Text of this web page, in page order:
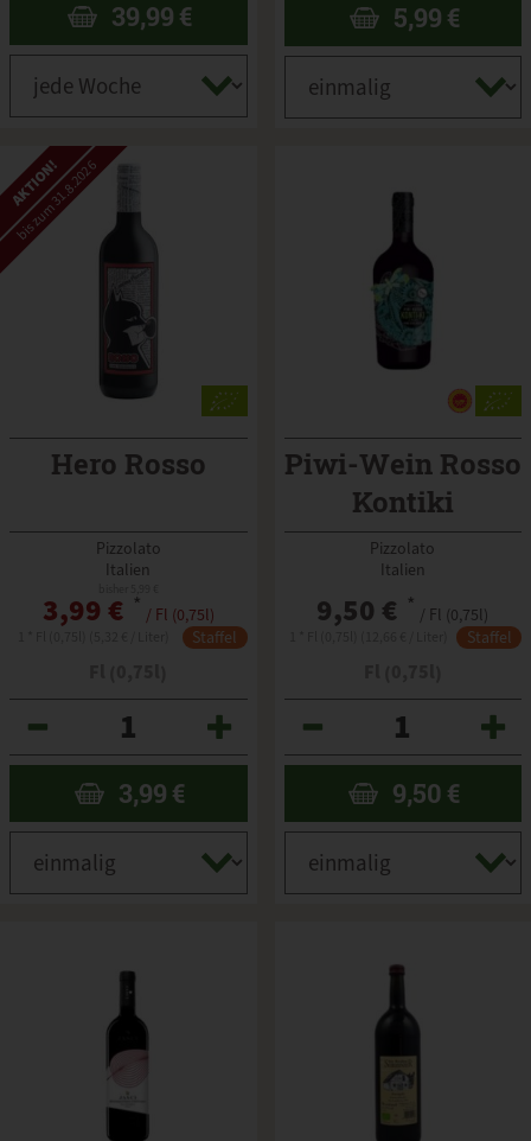
39,99 € 5,99 €
AKTION!
bis zum 31.8.2026
Hero Rosso
Pizzolato
Italien
3,99 € * / Fl (0,75l)
Staffel
3,99 €
Piwi-Wein Rosso
Kontiki
Pizzolato
Italien
9,50 € * / Fl (0,75l)
Staffel
9,50 €